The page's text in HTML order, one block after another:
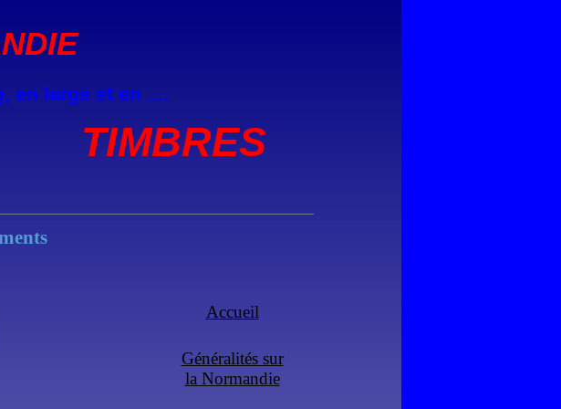
en large et en ....
TIMBRES
Accueil
Généralités sur
la Normandie